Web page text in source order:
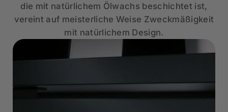
die mit natürlichem Ölwachs beschichtet ist,
vereint auf meisterliche Weise Zweckmäßigkeit
mit natürlichem Design.